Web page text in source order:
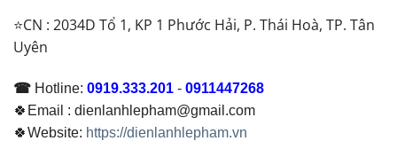
⭐CN : 2034D Tổ 1, KP 1 Phước Hải, P. Thái Hoà, TP. Tân
Uyên
☎ Hotline: 0919.333.201 - 0911447268
🍀Email : dienlanhlepham@gmail.com
🍀Website: https://dienlanhlepham.vn